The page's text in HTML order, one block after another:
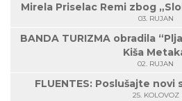
Mirela Priselac Remi zbog
03. RUJAN
BANDA TURIZMA obradila
Kiša
02. RUJAN
FLUENTES: Poslušajte novi
25. KOLOVOZ